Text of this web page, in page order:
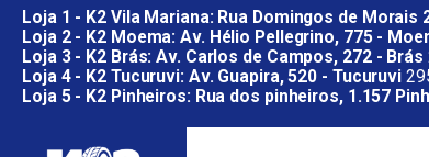
Loja 1 - K2 Vila Mariana: Rua Domingos de Morais
Loja 2 - K2 Moema: Av. Hélio Pellegrino, 775 -
Loja 3 - K2 Brás: Av. Carlos de Campos, 272 - Brás
Loja 4 - K2 Tucuruvi: Av. Guapira, 520 - Tucuruvi
Loja 5 - K2 Pinheiros: Rua dos pinheiros, 1.157